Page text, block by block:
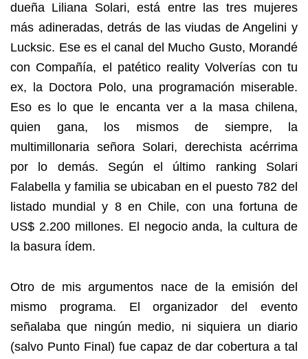
dueña Liliana Solari, está entre las tres mujeres
más adineradas, detrás de las viudas de Angelini y
Lucksic. Ese es el canal del Mucho Gusto, Morandé
con Compañía, el patético reality Volverías con tu
ex, la Doctora Polo, una programación miserable.
Eso es lo que le encanta ver a la masa chilena,
quien gana, los mismos de siempre, la
multimillonaria señora Solari, derechista acérrima
por lo demás. Según el último ranking Solari
Falabella y familia se ubicaban en el puesto 782 del
listado mundial y 8 en Chile, con una fortuna de
US$ 2.200 millones. El negocio anda, la cultura de
la basura ídem.
Otro de mis argumentos nace de la emisión del
mismo programa. El organizador del evento
señalaba que ningún medio, ni siquiera un diario
(salvo Punto Final) fue capaz de dar cobertura a tal